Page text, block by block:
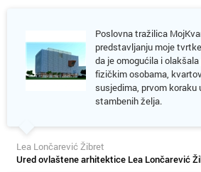
Poslovna tražilica
predstavljanju moje
da je omogućila i
fizičkim osobama,
susjedima, prvom koraku
stambenih želja.
Lea Lončarević Žibret
Ured ovlaštene arhitektice Lea Lončarević